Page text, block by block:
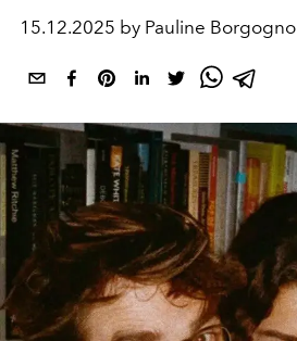
15.12.2025 by Pauline Borgogno